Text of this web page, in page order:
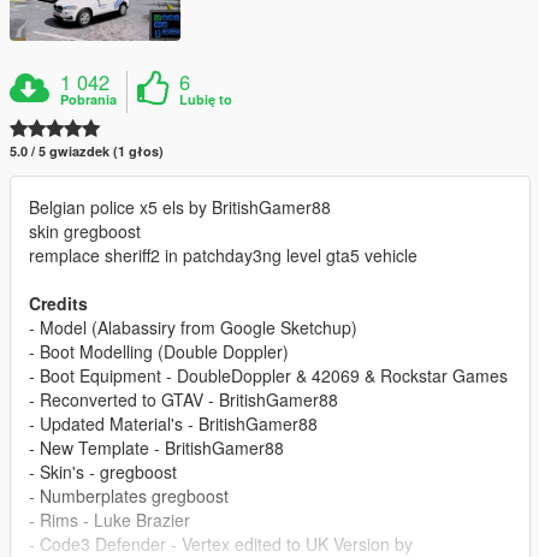
1 042
Pobrania
6
Lubię to
5.0 / 5 gwiazdek (1 głos)
Belgian police x5 els by BritishGamer88
skin gregboost
remplace sheriff2 in patchday3ng level gta5 vehicle
Credits
- Model (Alabassiry from Google Sketchup)
- Boot Modelling (Double Doppler)
- Boot Equipment - DoubleDoppler & 42069 & Rockstar Games
- Reconverted to GTAV - BritishGamer88
- Updated Material's - BritishGamer88
- New Template - BritishGamer88
- Skin's - gregboost
- Numberplates gregboost
- Rims - Luke Brazier
- Code3 Defender - Vertex edited to UK Version by